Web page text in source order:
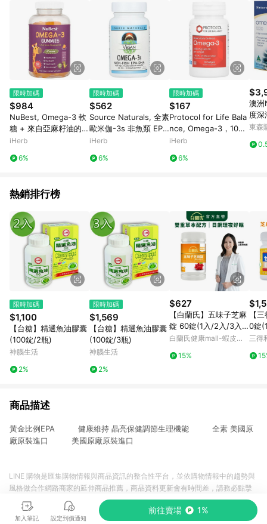
3. 訂單回饋金額將扣除運費/購物金/超贈點/福利金/紅利折抵/折
價券等虛擬貨幣折抵 4. 大宗採購或批發轉賣不具回饋資格： 如
有相關事證認定您為大宗採購、批發轉賣而非最終消費使用者，
相關認定以Yahoo購物中心之認定為準
限時加碼
$984
NuBest, Omega-3 軟
糖 + 來自亞麻籽油的 A
LA，2 歲以上，橙子
iHerb
6%
限時加碼
$562
Source Naturals, 全素
歐米伽-3s 非魚類 EPA
-DHA，300 毫克，30
iHerb
6%
限時加碼
$167
Protocol for Life Bala
nce, Omega-3，1000
毫克，30 粒軟膠囊
iHerb
6%
澳
度
65
東森
熱銷排行榜
限時加碼
$1,100
【台糖】精選魚油膠囊
(100錠/2瓶)
神腦生活
2%
限時加碼
$1,569
【台糖】精選魚油膠囊
(100錠/3瓶)
神腦生活
2%
$627
【白蘭氏】五味子芝麻
錠 60錠(1入/2入/3入/
5入)-日調理夜好眠 植
調節生理機能 官方直營
白蘭氏健康mall-蝦皮官
15%
【
0錠
芝麻
方直
三得
商品描述
黃金比例EPA 健康維持 晶亮保健調節生理機能 全素 美國原
廠原裝進口 美國原廠原裝進口
加入筆記 設定到價通知
前往賣場 1%
LINE 購物是匯集購物情報與商品資訊的整合性平台，並依購物情報中的趨勢與
風格做合作網路商家的延伸商品推薦，商品資料更新會有時間差，請務必點擊
商品至各合作網路商家，確認現售價與購物條件，一切資訊以合作廠商網頁為
準。